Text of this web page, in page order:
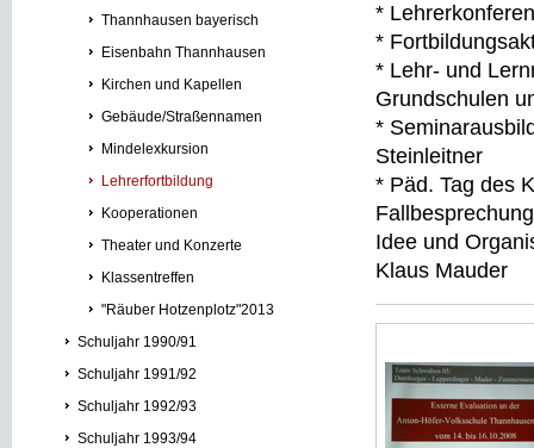
Thannhausen bayerisch
Eisenbahn Thannhausen
Kirchen und Kapellen
Gebäude/Straßennamen
Mindelexkursion
Lehrerfortbildung
Kooperationen
Theater und Konzerte
Klassentreffen
"Räuber Hotzenplotz"2013
Schuljahr 1990/91
Schuljahr 1991/92
Schuljahr 1992/93
Schuljahr 1993/94
*
*
* Lehr- und
Grundschulen
*
Steinleitner
* Päd. Tag des
Idee und
Klaus Mauder